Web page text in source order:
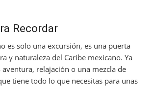
Recordar
es solo una excursión, es una puerta
y naturaleza del Caribe mexicano. Ya
aventura, relajación o una mezcla de
tiene todo lo que necesitas para unas